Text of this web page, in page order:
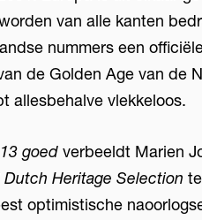
van alle kanten
nummers een
de Golden Age van de
allesbehalve vlekkeloos.
goedverbeeldt Marien
Dutch Heritage Selection
optimistische